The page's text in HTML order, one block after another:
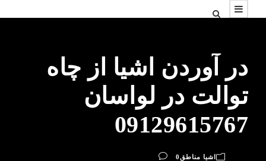
در آوردن اشیا از چاه
توالت در لواسان
09129615767
اشیا مناطق 0